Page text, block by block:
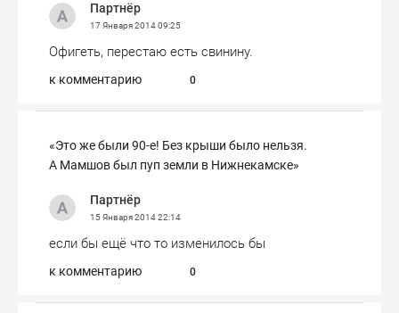
Партнёр
17 Января 201409:25
Офигеть, перестаю есть свинину.
к комментарию 0
«Это же были 90-е! Без крыши было нельзя.
А Мамшов был пуп земли в Нижнекамске»
Партнёр
15 Января 201422:14
если бы ещё что то изменилось бы
к комментарию 0